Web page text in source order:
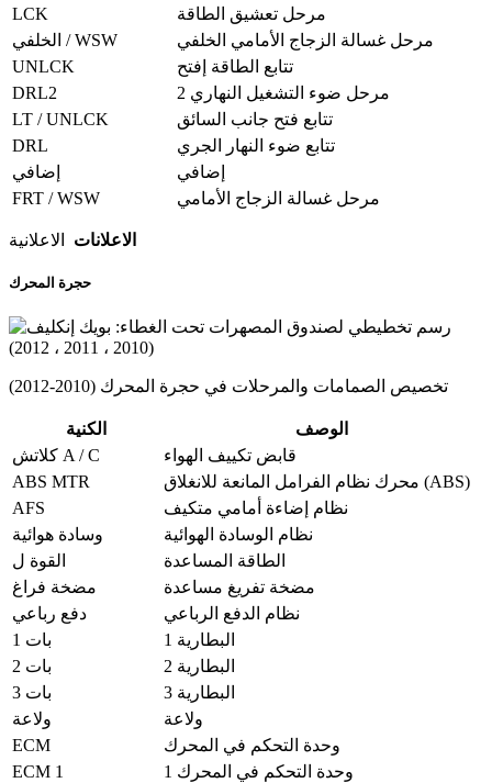
LCK
مرحل تعشيق الطاقة
الخلفي / WSW
مرحل غسالة الزجاج الأمامي الخلفي
UNLCK
تتابع الطاقة إفتح
DRL2
مرحل ضوء التشغيل النهاري 2
LT / UNLCK
تتابع فتح جانب السائق
DRL
تتابع ضوء النهار الجري
إضافي
إضافي
FRT / WSW
مرحل غسالة الزجاج الأمامي
الاعلانات الاعلانية
حجرة المحرك
تخصيص الصمامات والمرحلات في حجرة المحرك (2010-2012)
الكنية
الوصف
كلاتش A / C
قابض تكييف الهواء
ABS MTR
محرك نظام الفرامل المانعة للانغلاق (ABS)
AFS
نظام إضاءة أمامي متكيف
وسادة هوائية
نظام الوسادة الهوائية
القوة ل
الطاقة المساعدة
مضخة فراغ
مضخة تفريغ مساعدة
دفع رباعي
نظام الدفع الرباعي
بات 1
البطارية 1
بات 2
البطارية 2
بات 3
البطارية 3
ولاعة
ولاعة
ECM
وحدة التحكم في المحرك
ECM 1
وحدة التحكم في المحرك 1